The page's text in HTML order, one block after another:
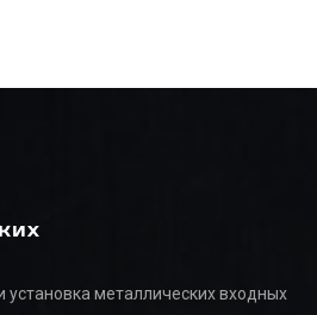
установка металлических входных